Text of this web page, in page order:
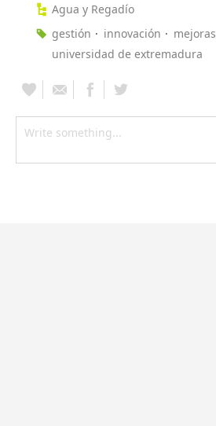
Agua y Regadío
gestión
innovación mejoras
universidad de extremadura